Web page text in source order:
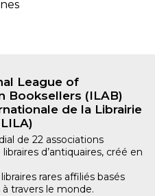
League of
Booksellers (ILAB)
de la Librairie
de 22 associations
d’antiquaires, créé en
rares affiliés basés
travers le monde.